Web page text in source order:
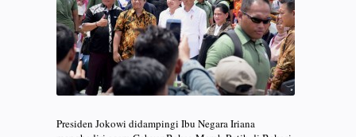
Presiden Jokowi didampingi Ibu Negara Iriana